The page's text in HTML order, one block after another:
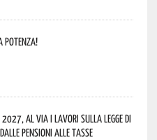
Potenza!
al via i lavori sulla Legge di
pensioni alle tasse